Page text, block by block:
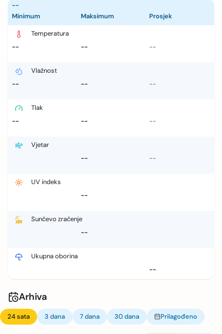
--
Minimum
Maksimum Prosjek
Temperatura
--
-- --
Vlažnost
--
-- --
Tlak
--
-- --
Vjetar
--
--
UV indeks
--
Sunčevo zračenje
--
Ukupna oborina
--
Arhiva
24 sata 3 dana 7 dana 30 dana Prilagođeno